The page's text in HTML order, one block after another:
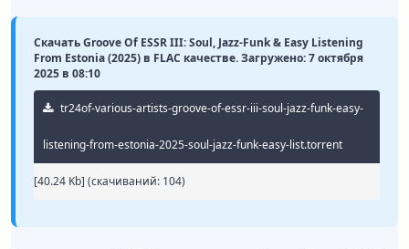
Скачать Groove Of ESSR III: Soul, Jazz-Funk & Easy Listening
From Estonia (2025) в FLAC качестве. Загружено: 7 октября
2025 в 08:10
tr24of-various-artists-groove-of-essr-iii-soul-jazz-funk-easy-
listening-from-estonia-2025-soul-jazz-funk-easy-list.torrent
[40.24 Kb] (cкачиваний: 104)